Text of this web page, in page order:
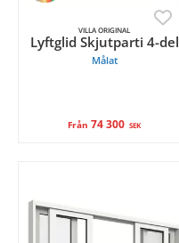
VILLA ORIGINAL
Lyftglid Skjutparti 4-del
Målat
Från74 300 SEK